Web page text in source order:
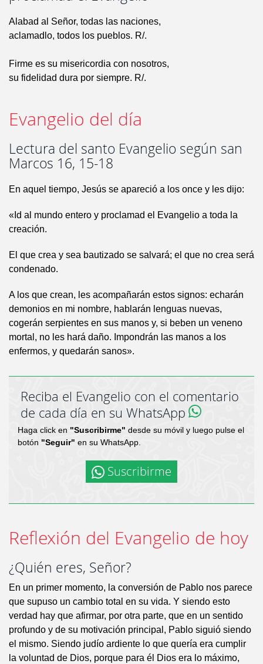
Alabad al Señor, todas las naciones,
aclamadlo, todos los pueblos. R/.
Firme es su misericordia con nosotros,
su fidelidad dura por siempre. R/.
Evangelio del día
Lectura del santo Evangelio según san
Marcos 16, 15-18
En aquel tiempo, Jesús se apareció a los once y les dijo:
«Id al mundo entero y proclamad el Evangelio a toda la
creación.
El que crea y sea bautizado se salvará; el que no crea será
condenado.
A los que crean, les acompañarán estos signos: echarán
demonios en mi nombre, hablarán lenguas nuevas,
cogerán serpientes en sus manos y, si beben un veneno
mortal, no les hará daño. Impondrán las manos a los
enfermos, y quedarán sanos».
Reciba el Evangelio con el comentario
de cada día en su WhatsApp
Haga click en "Suscribirme" desde su móvil y luego pulse el
botón "Seguir" en su WhatsApp.
Suscribirme
Reflexión del Evangelio de hoy
¿Quién eres, Señor?
En un primer momento, la conversión de Pablo nos parece
que supuso un cambio total en su vida. Y siendo esto
verdad hay que afirmar, por otra parte, que en un sentido
profundo y de su motivación principal, Pablo siguió siendo
el mismo. Siendo judío ardiente lo que quería era cumplir
la voluntad de Dios, porque para él Dios era lo máximo,